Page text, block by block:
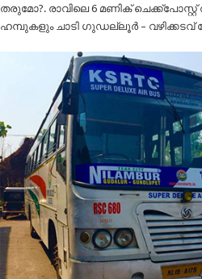
തരുമോ?. രാവിലെ 6 മണിക്
ഹമ്പുകളും ചാടി ഗുഡല്ലൂർ –